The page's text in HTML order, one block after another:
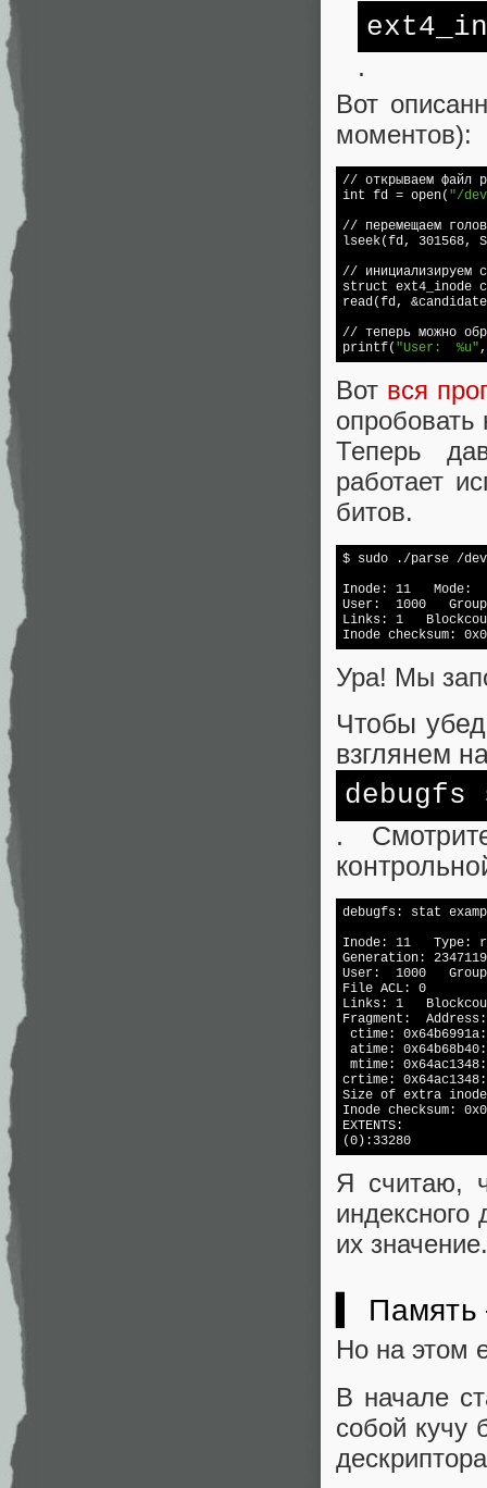
.
Вот
моментов):
// открываем файл
int fd = open( "/
// перемещаем
lseek(fd, 301568,
// инициализируем
read(fd,
printf( "User:  %u"
Вот вся
Теперь
работает
битов.
$ sudo ./parse /
Inode: 11   Mode:
User:  1000
Links: 1
Inode checksum:
Ура! Мы
Чтобы
взглянем
debugfs
.
debugfs: stat
Inode: 11   Type:
Generation:
User:  1000
File ACL: 0
Links: 1
Fragment:
ctime:
atime:
mtime:
crtime:
Size of extra
Inode checksum:
EXTENTS:
(0):33280
Я считаю,
их значение.
▍
Но на этом
В начале
собой кучу